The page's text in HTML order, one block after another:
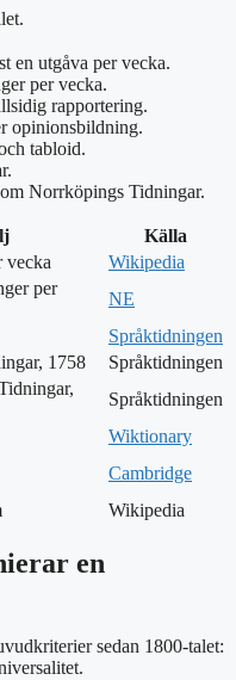
en utgåva per vecka.
per vecka.
rapportering.
opinionsbildning.
tabloid.
Norrköpings Tidningar.
Källa
vecka
Wikipedia
per
NE
Språktidningen
1758
Språktidningen
Språktidningen
Wiktionary
Cambridge
Wikipedia
en
sedan 1800-talet: